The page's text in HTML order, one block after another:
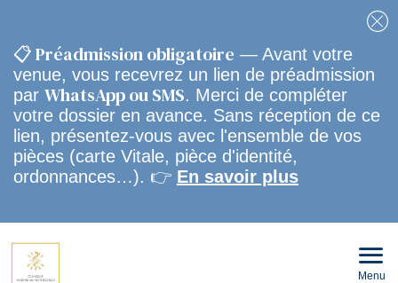
📋 Préadmission obligatoire — Avant votre
venue, vous recevrez un lien de préadmission
par WhatsApp ou SMS. Merci de compléter
votre dossier en avance. Sans réception de ce
lien, présentez-vous avec l'ensemble de vos
pièces (carte Vitale, pièce d'identité,
ordonnances…). 👉 En savoir plus
Menu